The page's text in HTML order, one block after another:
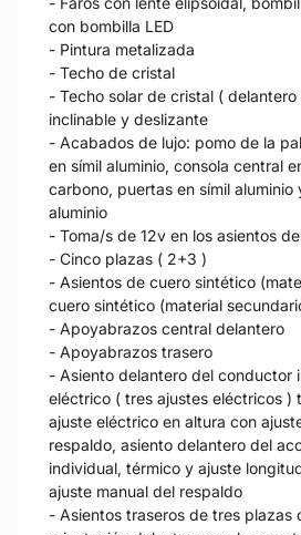
con bombilla LED
- Pintura metalizada
- Techo de cristal
- Techo solar de cristal (
inclinable y deslizante
- Acabados de lujo: pomo de la
en símil aluminio, consola central
carbono, puertas en símil aluminio
aluminio
- Toma/s de 12v en los asientos
- Cinco plazas ( 2+3 )
- Asientos de cuero sintético
cuero sintético (material
- Apoyabrazos central delantero
- Apoyabrazos trasero
- Asiento delantero del conductor
eléctrico ( tres ajustes eléctricos )
ajuste eléctrico en altura con
respaldo, asiento delantero del
individual, térmico y ajuste
ajuste manual del respaldo
- Asientos traseros de tres plazas